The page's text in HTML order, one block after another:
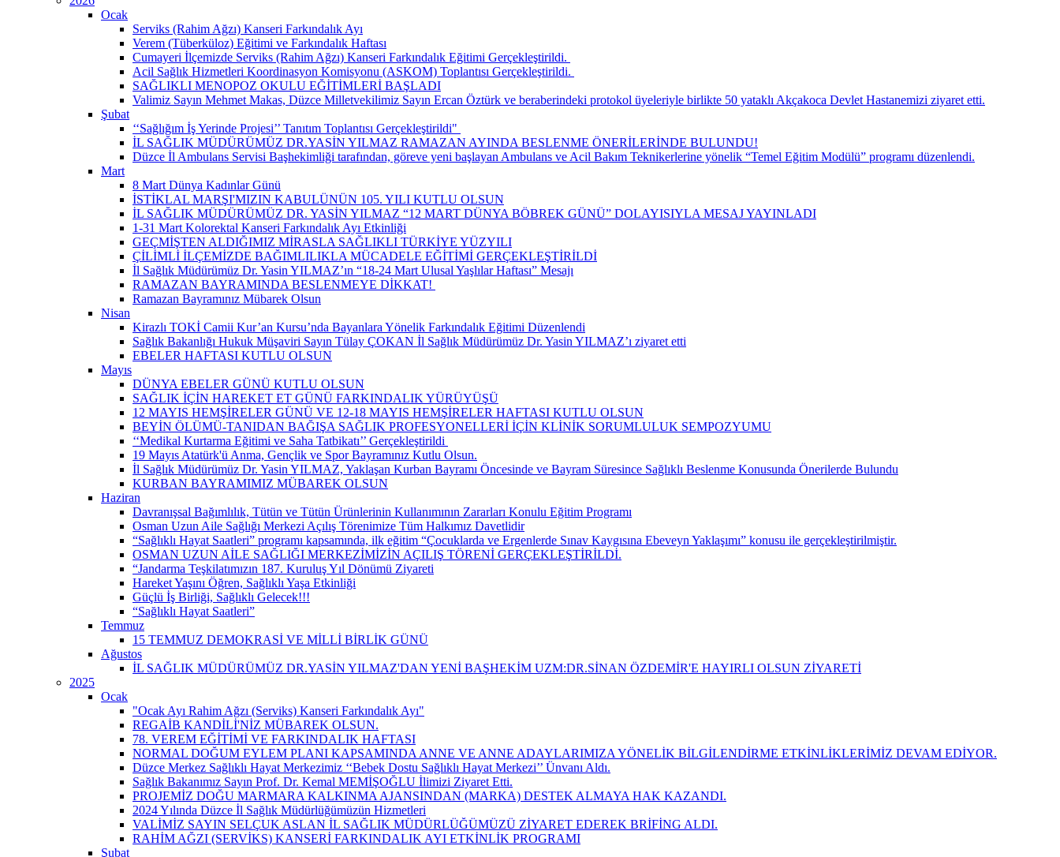
Ocak
Serviks (Rahim Ağzı) Kanseri Farkındalık Ayı
Verem (Tüberküloz) Eğitimi ve Farkındalık Haftası
Cumayeri İlçemizde Serviks (Rahim Ağzı) Kanseri Farkındalık Eğitimi Gerçekleştirildi. ​
Acil Sağlık Hizmetleri Koordinasyon Komisyonu (ASKOM) Toplantısı Gerçekleştirildi. ​
SAĞLIKLI MENOPOZ OKULU EĞİTİMLERİ BAŞLADI
Valimiz Sayın Mehmet Makas, Düzce Milletvekilimiz Sayın Ercan Öztürk ve beraberindeki protokol üyeleriyle birlikte 50 yataklı Akçakoca Devlet Hastanemizi ziyaret etti.
Şubat
‘‘Sağlığım İş Yerinde Projesi’’ Tanıtım Toplantısı Gerçekleştirildi" ​
İL SAĞLIK MÜDÜRÜMÜZ DR.YASİN YILMAZ RAMAZAN AYINDA BESLENME ÖNERİLERİNDE BULUNDU!
Düzce İl Ambulans Servisi Başhekimliği tarafından, göreve yeni başlayan Ambulans ve Acil Bakım Teknikerlerine yönelik “Temel Eğitim Modülü” programı düzenlendi.
Mart
8 Mart Dünya Kadınlar Günü
İSTİKLAL MARŞI'MIZIN KABULÜNÜN 105. YILI KUTLU OLSUN
İL SAĞLIK MÜDÜRÜMÜZ DR. YASİN YILMAZ “12 MART DÜNYA BÖBREK GÜNÜ” DOLAYISIYLA MESAJ YAYINLADI
1-31 Mart Kolorektal Kanseri Farkındalık Ayı Etkinliği
GEÇMİŞTEN ALDIĞIMIZ MİRASLA SAĞLIKLI TÜRKİYE YÜZYILI
ÇİLİMLİ İLÇEMİZDE BAĞIMLILIKLA MÜCADELE EĞİTİMİ GERÇEKLEŞTİRİLDİ
İl Sağlık Müdürümüz Dr. Yasin YILMAZ’ın “18-24 Mart Ulusal Yaşlılar Haftası” Mesajı
RAMAZAN BAYRAMINDA BESLENMEYE DİKKAT! ​
Ramazan Bayramınız Mübarek Olsun
Nisan
Kirazlı TOKİ Camii Kur’an Kursu’nda Bayanlara Yönelik Farkındalık Eğitimi Düzenlendi
Sağlık Bakanlığı Hukuk Müşaviri Sayın Tülay ÇOKAN İl Sağlık Müdürümüz Dr. Yasin YILMAZ’ı ziyaret etti
EBELER HAFTASI KUTLU OLSUN
Mayıs
DÜNYA EBELER GÜNÜ KUTLU OLSUN
SAĞLIK İÇİN HAREKET ET GÜNÜ FARKINDALIK YÜRÜYÜŞÜ
12 MAYIS HEMŞİRELER GÜNÜ VE 12-18 MAYIS HEMŞİRELER HAFTASI KUTLU OLSUN
BEYİN ÖLÜMÜ-TANIDAN BAĞIŞA SAĞLIK PROFESYONELLERİ İÇİN KLİNİK SORUMLULUK SEMPOZYUMU
‘‘Medikal Kurtarma Eğitimi ve Saha Tatbikatı’’ Gerçekleştirildi ​
19 Mayıs Atatürk'ü Anma, Gençlik ve Spor Bayramınız Kutlu Olsun.
İl Sağlık Müdürümüz Dr. Yasin YILMAZ, Yaklaşan Kurban Bayramı Öncesinde ve Bayram Süresince Sağlıklı Beslenme Konusunda Önerilerde Bulundu
KURBAN BAYRAMIMIZ MÜBAREK OLSUN
Haziran
Davranışsal Bağımlılık, Tütün ve Tütün Ürünlerinin Kullanımının Zararları Konulu Eğitim Programı
Osman Uzun Aile Sağlığı Merkezi Açılış Törenimize Tüm Halkımız Davetlidir
“Sağlıklı Hayat Saatleri” programı kapsamında, ilk eğitim “Çocuklarda ve Ergenlerde Sınav Kaygısına Ebeveyn Yaklaşımı” konusu ile gerçekleştirilmiştir.
OSMAN UZUN AİLE SAĞLIĞI MERKEZİMİZİN AÇILIŞ TÖRENİ GERÇEKLEŞTİRİLDİ.
“Jandarma Teşkilatımızın 187. Kuruluş Yıl Dönümü Ziyareti
Hareket Yaşını Öğren, Sağlıklı Yaşa Etkinliği
Güçlü İş Birliği, Sağlıklı Gelecek!!!
“Sağlıklı Hayat Saatleri”
Temmuz
15 TEMMUZ DEMOKRASİ VE MİLLİ BİRLİK GÜNÜ
Ağustos
İL SAĞLIK MÜDÜRÜMÜZ DR.YASİN YILMAZ'DAN YENİ BAŞHEKİM UZM:DR.SİNAN ÖZDEMİR'E HAYIRLI OLSUN ZİYARETİ
2025
Ocak
"Ocak Ayı Rahim Ağzı (Serviks) Kanseri Farkındalık Ayı"
REGAİB KANDİLİ'NİZ MÜBAREK OLSUN.
78. VEREM EĞİTİMİ VE FARKINDALIK HAFTASI
NORMAL DOĞUM EYLEM PLANI KAPSAMINDA ANNE VE ANNE ADAYLARIMIZA YÖNELİK BİLGİLENDİRME ETKİNLİKLERİMİZ DEVAM EDİYOR.
Düzce Merkez Sağlıklı Hayat Merkezimiz ‘‘Bebek Dostu Sağlıklı Hayat Merkezi’’ Ünvanı Aldı.
Sağlık Bakanımız Sayın Prof. Dr. Kemal MEMİŞOĞLU İlimizi Ziyaret Etti.
PROJEMİZ DOĞU MARMARA KALKINMA AJANSINDAN (MARKA) DESTEK ALMAYA HAK KAZANDI.
2024 Yılında Düzce İl Sağlık Müdürlüğümüzün Hizmetleri
VALİMİZ SAYIN SELÇUK ASLAN İL SAĞLIK MÜDÜRLÜĞÜMÜZÜ ZİYARET EDEREK BRİFİNG ALDI.
RAHİM AĞZI (SERVİKS) KANSERİ FARKINDALIK AYI ETKİNLİK PROGRAMI
Şubat